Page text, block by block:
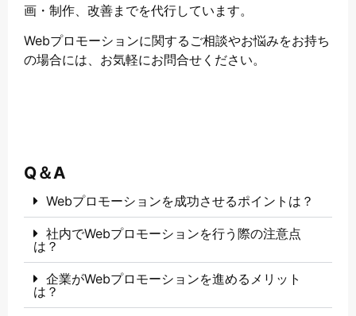
画・制作、改善までを代行しています。
Webプロモーションに関するご相談やお悩みをお持ち
の場合には、お気軽にお問合せください。
Q＆A
Webプロモーションを成功させるポイントは？
社内でWebプロモーションを行う際の注意点
は？
企業がWebプロモーションを進めるメリット
は？